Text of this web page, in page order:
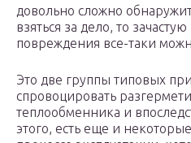
довольно сложно
взяться за дело, то
повреждения все-таки
Это две группы типовых
спровоцировать
теплообменника и
этого, есть еще и